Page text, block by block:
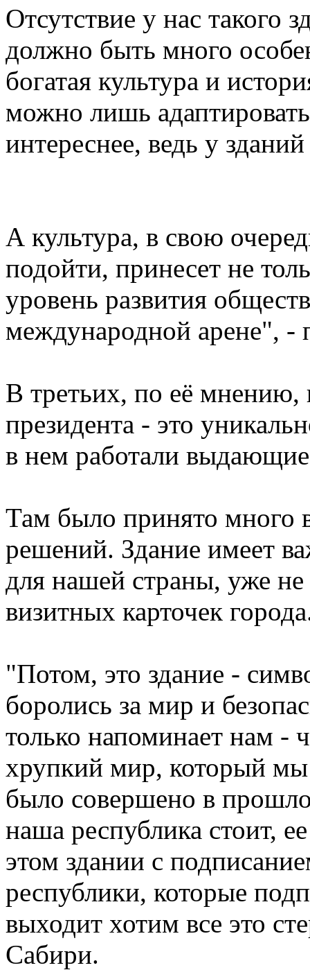
Отсутствие у нас такого
должно быть много
богатая культура и
можно лишь
интереснее, ведь у
А культура, в свою
подойти, принесет не
уровень развития
международной арене", -
В третьих, по её мнению,
президента - это
в нем работали
Там было принято много
решений. Здание имеет
для нашей страны, уже не
визитных карточек
"Потом, это здание -
боролись за мир и
только напоминает нам -
хрупкий мир, который
было совершено в
наша республика стоит,
этом здании с
республики, которые
выходит хотим все это
Сабири.